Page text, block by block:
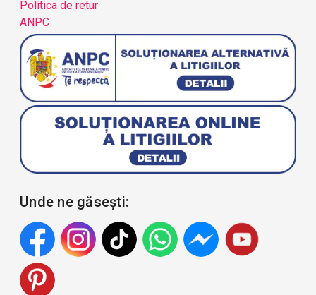
Politica de retur
ANPC
Unde ne găsești: